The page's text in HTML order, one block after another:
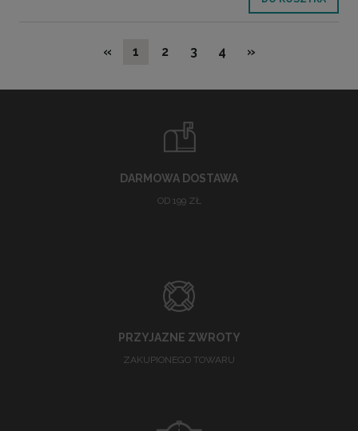
« 1 2 3 4 »
DARMOWA DOSTAWA
OD 199 ZŁ
PRZYJAZNE ZWROTY
ZAKUPIONEGO TOWARU